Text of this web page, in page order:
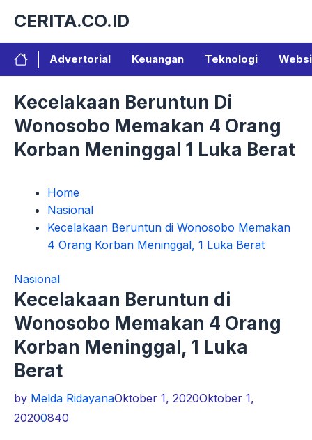
isi
CERITA.CO.ID
Advertorial Keuangan Teknologi
Kecelakaan Beruntun Di
Wonosobo Memakan 4 Orang
Korban Meninggal 1 Luka Berat
Home
Nasional
Kecelakaan Beruntun di Wonosobo Memakan
4 Orang Korban Meninggal, 1 Luka Berat
Nasional
Kecelakaan Beruntun di
Wonosobo Memakan 4 Orang
Korban Meninggal, 1 Luka
Berat
by Melda RidayanaOktober 1, 2020Oktober 1,
20200840